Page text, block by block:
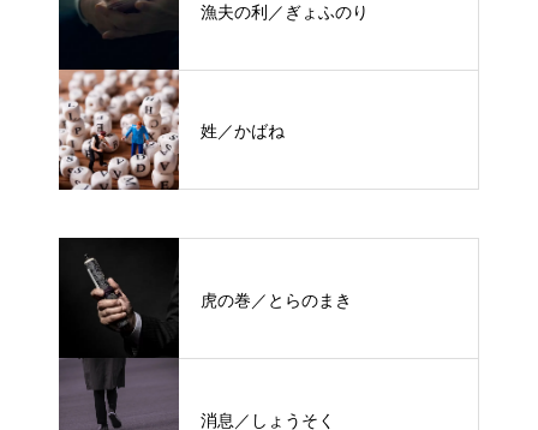
漁夫の利／ぎょふのり
姓／かばね
虎の巻／とらのまき
消息／しょうそく